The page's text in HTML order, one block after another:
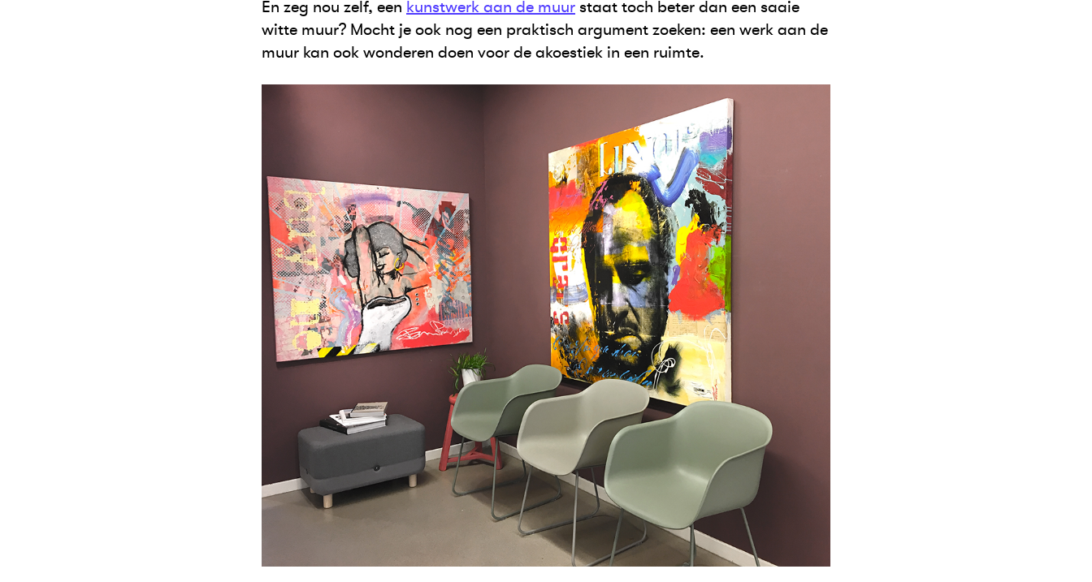
En zeg nou zelf, een kunstwerk aan de muur staat toch beter dan een saaie
witte muur? Mocht je ook nog een praktisch argument zoeken: een werk aan de
muur kan ook wonderen doen voor de akoestiek in een ruimte.